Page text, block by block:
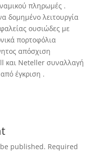
πληρωμές .
δομημένο λειτουργία
ουσιώδες με
πορτοφόλια
απόσχιση
και Neteller συναλλαγή
έγκριση .
published. Required